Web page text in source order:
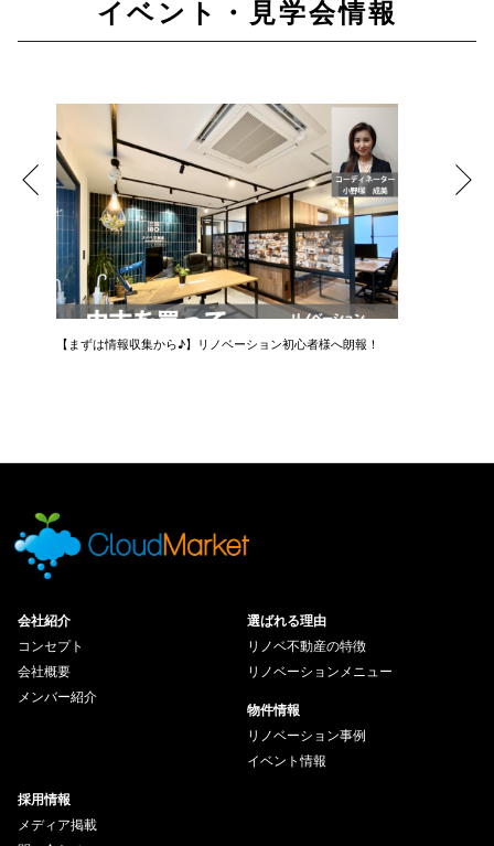
イベント・見学会情報
【まずは情報収集から♪】リノベーション初心者様へ朗報！
会社紹介
コンセプト
会社概要
メンバー紹介
選ばれる理由
リノベ不動産の特徴
リノベーションメニュー
物件情報
リノベーション事例
イベント情報
採用情報
メディア掲載